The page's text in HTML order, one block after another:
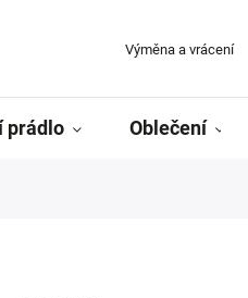
Výměna a vrácení
prádlo Oblečení